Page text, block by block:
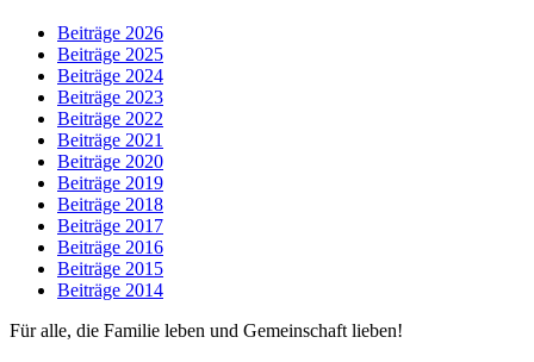
Beiträge 2026
Beiträge 2025
Beiträge 2024
Beiträge 2023
Beiträge 2022
Beiträge 2021
Beiträge 2020
Beiträge 2019
Beiträge 2018
Beiträge 2017
Beiträge 2016
Beiträge 2015
Beiträge 2014
Für alle, die Familie leben und Gemeinschaft lieben!